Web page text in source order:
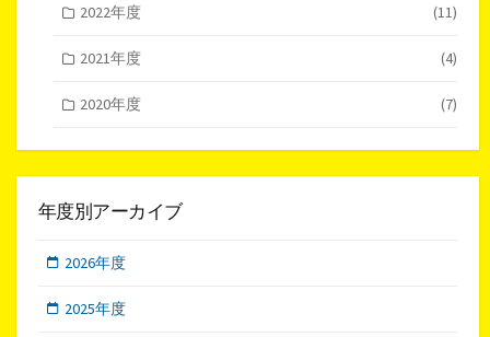
2022年度 (11)
2021年度 (4)
2020年度 (7)
年度別アーカイブ
2026年度
2025年度